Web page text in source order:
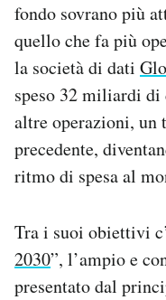
fondo sovrano più
quello che fa più
la società di dati
speso 32 miliardi
altre operazioni, un
precedente,
ritmo di spesa al
Tra i suoi obiettivi
2030”, l’ampio e
presentato dal